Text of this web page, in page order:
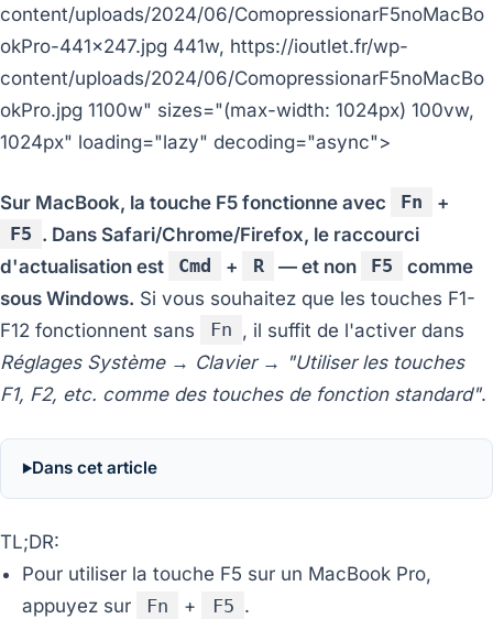
content/uploads/2024/06/ComopressionarF5noMacBo
okPro-441x247.jpg 441w, https://ioutlet.fr/wp-
content/uploads/2024/06/ComopressionarF5noMacBo
okPro.jpg 1100w" sizes="(max-width: 1024px) 100vw,
1024px" loading="lazy" decoding="async">
Sur MacBook, la touche F5 fonctionne avec Fn
+
F5 . Dans Safari/Chrome/Firefox, le raccourci
d'actualisation est
Cmd + R — et non F5
comme
sous Windows. Si vous souhaitez que les touches F1-
F12 fonctionnent sans
Fn , il suffit de l'activer dans
Réglages Système → Clavier → "Utiliser les touches
F1, F2, etc. comme des touches de fonction standard".
Dans cet article
TL;DR:
Pour utiliser la touche F5 sur un MacBook Pro,
appuyez sur
Fn + F5 .